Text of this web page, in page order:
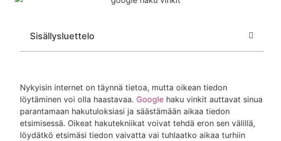
Sisällysluettelo
Nykyisin internet on täynnä tietoa, mutta oikean tiedon
löytäminen voi olla haastavaa. Google haku vinkit auttavat sinua
parantamaan hakutuloksiasi ja säästämään aikaa tiedon
etsimisessä. Oikeat hakutekniikat voivat tehdä eron sen välillä,
löydätkö etsimäsi tiedon vaivatta vai tuhlaatko aikaa turhiin